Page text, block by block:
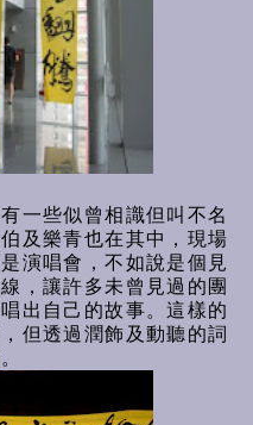
一些似曾相識但叫不名
及樂青也在其中，現場
演唱會，不如說是個見
，讓許多未曾見過的團
出自己的故事。這樣的
但透過潤飾及動聽的詞